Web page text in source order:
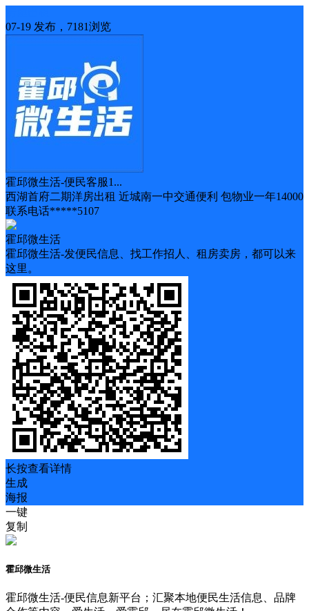
07-19 发布，7181浏览
霍邱微生活-便民客服1...
西湖首府二期洋房出租 近城南一中交通便利 包物业一年14000
联系电话*****5107
霍邱微生活
霍邱微生活-发便民信息、找工作招人、租房卖房，都可以来
这里。
长按查看详情
生成
海报
一键
复制
霍邱微生活
霍邱微生活-便民信息新平台；汇聚本地便民生活信息、品牌